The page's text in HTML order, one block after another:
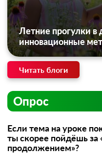
Летние прогулки в
инновационные
Читать блоги
Опрос
Если тема на уроке
ты скорее пойдёшь за
продолжением»?